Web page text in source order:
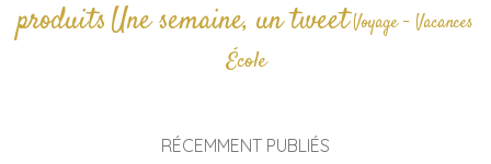
produitsUne semaine, un tweetVoyage - Vacances
École
RÉCEMMENT PUBLIÉS